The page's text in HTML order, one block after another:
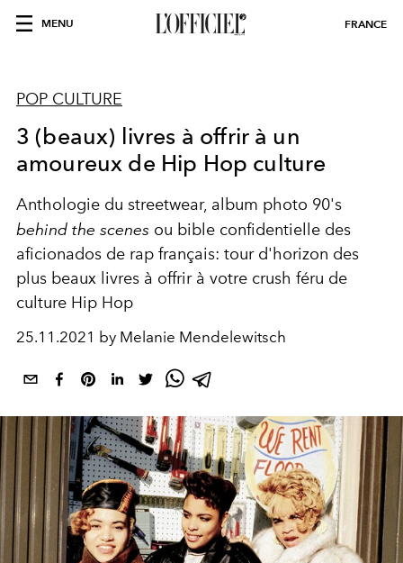
MENU FRANCE
POP CULTURE
3 (beaux) livres à offrir à un
amoureux de Hip Hop culture
Anthologie du streetwear, album photo 90's
behind the scenes ou bible confidentielle des
aficionados de rap français: tour d'horizon des
plus beaux livres à offrir à votre crush féru de
culture Hip Hop
25.11.2021 by Melanie Mendelewitsch